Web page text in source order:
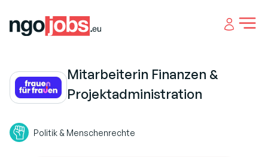
Open
Mitarbeiterin Finanzen &
Projektadministration
Politik & Menschenrechte